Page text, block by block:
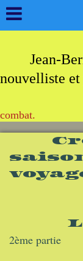
Jean-
nouvelliste et
combat.
Les
2ème partie